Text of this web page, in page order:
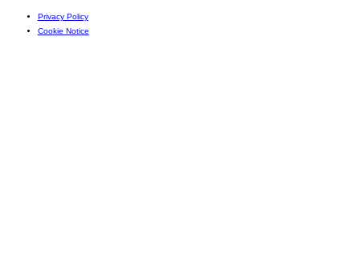
Privacy Policy
Cookie Notice